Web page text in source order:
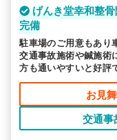
げんき堂幸和整
完備
駐車場のご用意もあり
交通事故施術や鍼施術
方も通いやすいと好評
お見
交通事